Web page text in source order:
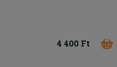
4 400 Ft